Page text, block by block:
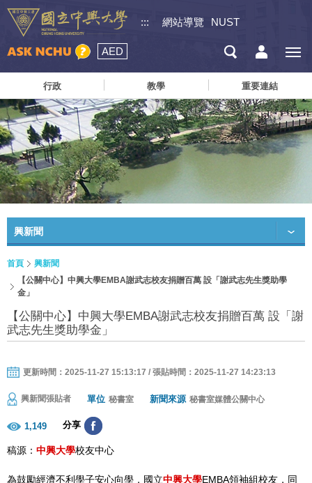
::: 網站導覽 NUST
AED
行政 教學 重要連結
興新聞
首頁
興新聞
【公關中心】中興大學EMBA謝武志校友捐贈百萬 設「謝武志先生獎助學
金」
【公關中心】中興大學EMBA謝武志校友捐贈百萬 設「謝
武志先生獎助學金」
更新時間：2025-11-27 15:13:17 / 張貼時間：2025-11-27 14:23:13
興新聞張貼者 單位 秘書室 新聞來源 秘書室媒體公關中心
1,149 分享
稿源： 中興大學校友中心
為鼓勵經濟不利學子安心向學，國立中興大學EMBA領袖組校友，同